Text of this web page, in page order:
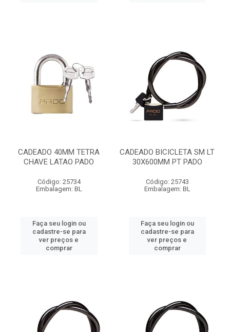
CADEADO 40MM TETRA
CHAVE LATAO PADO
Código: 25734
Embalagem: BL
Faça seu login ou
cadastre-se para
ver preços e
comprar
CADEADO BICICLETA SM LT
30X600MM PT PADO
Código: 25743
Embalagem: BL
Faça seu login ou
cadastre-se para
ver preços e
comprar